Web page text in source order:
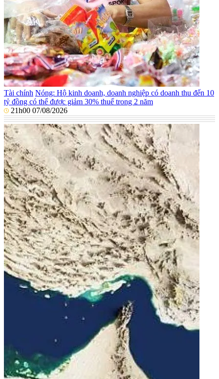
Tài chính Nóng: Hộ kinh doanh, doanh nghiệp có doanh thu đến 10
tỷ đồng có thể được giảm 30% thuế trong 2 năm
21h00 07/08/2026